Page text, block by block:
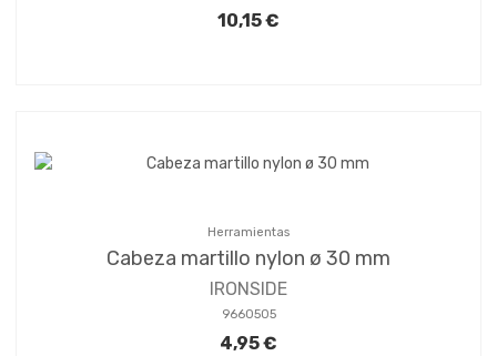
10,15 €
Herramientas
Cabeza martillo nylon ø 30 mm
IRONSIDE
9660505
4,95 €